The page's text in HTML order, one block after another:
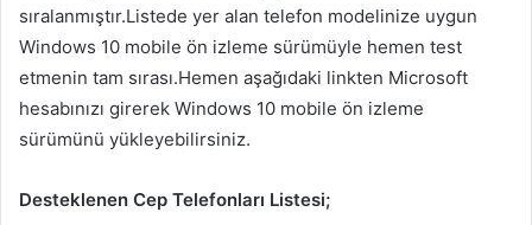
sıralanmıştır.Listede yer alan telefon modelinize uygun
Windows 10 mobile ön izleme sürümüyle hemen test
etmenin tam sırası.Hemen aşağıdaki linkten Microsoft
hesabınızı girerek Windows 10 mobile ön izleme
sürümünü yükleyebilirsiniz.
Desteklenen Cep Telefonları Listesi;